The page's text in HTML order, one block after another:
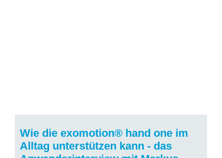
Wie die exomotion® hand one im
Alltag unterstützen kann - das